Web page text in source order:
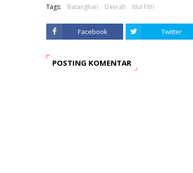
Tags: Batanghari Daerah Idul Fitri
Facebook Twitter
POSTING KOMENTAR